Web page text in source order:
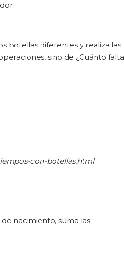
botellas diferentes y realiza las
sino de ¿Cuánto falta
con-botellas.html
nacimiento, suma las